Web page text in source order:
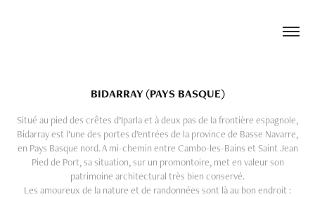
BIDARRAY (PAYS BASQUE)
Situé au pied des crêtes d’Iparla et à deux pas de la frontière espagnole,
Bidarray est l’une des portes d’entrées de la province de Basse Navarre,
en Pays Basque nord. A mi-chemin entre Cambo-les-Bains et Saint Jean
Pied de Port, sa situation, sur un promontoire, met en valeur son
patrimoine architectural très bien conservé.
Les amoureux de la nature et de randonnées sont là au bon endroit :